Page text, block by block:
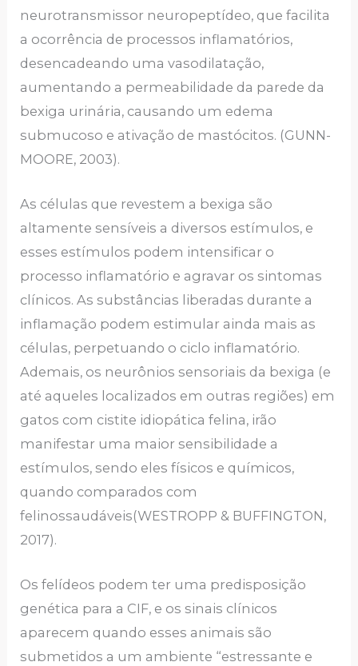
neurotransmissor neuropeptídeo, que facilita
a ocorrência de processos inflamatórios,
desencadeando uma vasodilatação,
aumentando a permeabilidade da parede da
bexiga urinária, causando um edema
submucoso e ativação de mastócitos. (GUNN-
MOORE, 2003).
As células que revestem a bexiga são
altamente sensíveis a diversos estímulos, e
esses estímulos podem intensificar o
processo inflamatório e agravar os sintomas
clínicos. As substâncias liberadas durante a
inflamação podem estimular ainda mais as
células, perpetuando o ciclo inflamatório.
Ademais, os neurônios sensoriais da bexiga (e
até aqueles localizados em outras regiões) em
gatos com cistite idiopática felina, irão
manifestar uma maior sensibilidade a
estímulos, sendo eles físicos e químicos,
quando comparados com
felinossaudáveis(WESTROPP & BUFFINGTON,
2017).
Os felídeos podem ter uma predisposição
genética para a CIF, e os sinais clínicos
aparecem quando esses animais são
submetidos a um ambiente “estressante e